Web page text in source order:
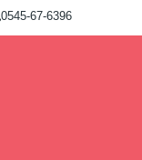
0545-67-6396